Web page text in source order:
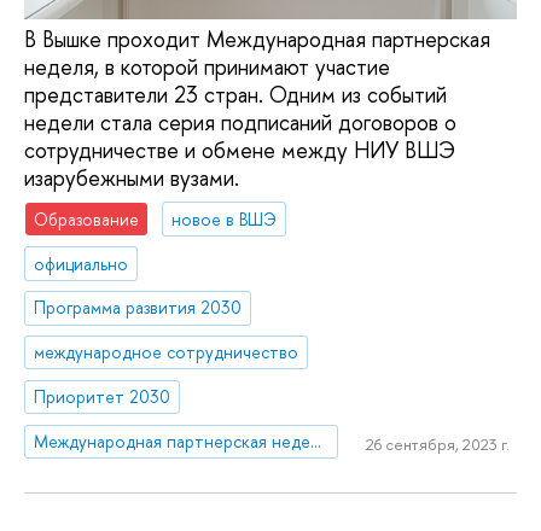
В Вышке проходит Международная партнерская
неделя, в которой принимают участие
представители 23 стран. Одним из событий
недели стала серия подписаний договоров о
сотрудничестве и обмене между НИУ ВШЭ
изарубежными вузами.
Образование
новое в ВШЭ
официально
Программа развития 2030
международное сотрудничество
Приоритет 2030
Международная партнерская неделя – 2023
26 сентября, 2023 г.